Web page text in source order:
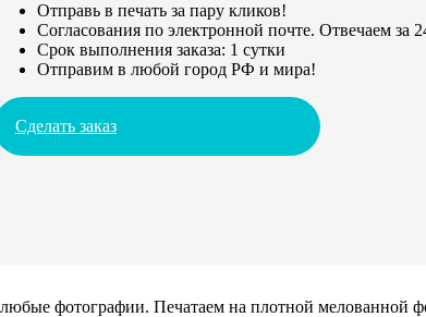
Отправь в печать за пару кликов!
Согласования по электронной почте. Отвечаем за
Срок выполнения заказа: 1 сутки
Отправим в любой город РФ и мира!
Сделать заказ
фотографии. Печатаем на плотной